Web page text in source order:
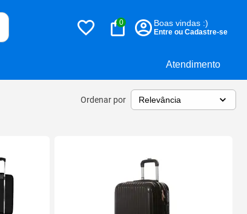
Atendimento
0 Boas vindas :)
Entre ou Cadastre-se
Ordenar por